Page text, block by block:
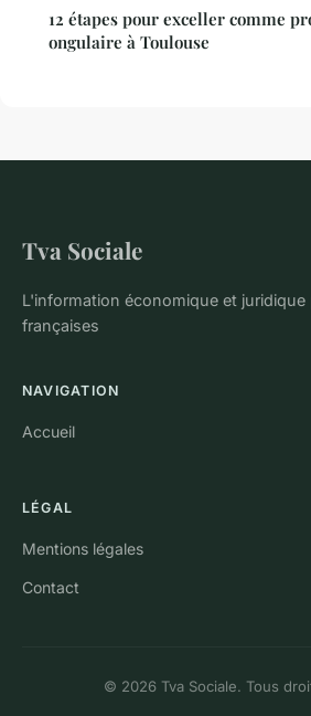
12 étapes pour exceller comme
ongulaire à Toulouse
Tva Sociale
L'information économique et juridique
françaises
NAVIGATION
Accueil
LÉGAL
Mentions légales
Contact
© 2026 Tva Sociale. Tous